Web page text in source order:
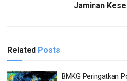
Jaminan
Related Posts
BMKG Peringatkan